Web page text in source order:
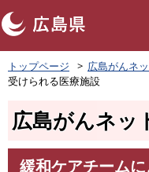
ペ
ー
ジ
トップページ 広島がんネ
受けられる医療施設
広島がんネッ
緩和ケアチーム